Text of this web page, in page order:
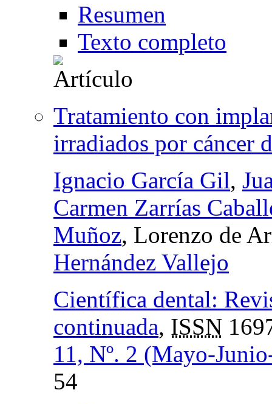
Resumen
Texto completo
Tratamiento con
irradiados por cáncer
Ignacio García Gil,
Carmen Zarrías
Muñoz, Lorenzo de
Hernández Vallejo
Científica dental:
continuada, ISSN
11, Nº. 2 (Mayo-
54